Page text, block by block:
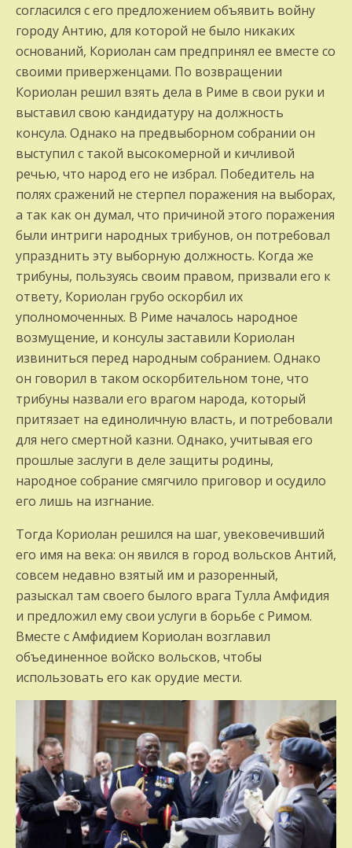
согласился с его предложением объявить войну
городу Антию, для которой не было никаких
оснований, Кориолан сам предпринял ее вместе со
своими приверженцами. По возвращении
Кориолан решил взять дела в Риме в свои руки и
выставил свою кандидатуру на должность
консула. Однако на предвыборном собрании он
выступил с такой высокомерной и кичливой
речью, что народ его не избрал. Победитель на
полях сражений не стерпел поражения на выборах,
а так как он думал, что причиной этого поражения
были интриги народных трибунов, он потребовал
упразднить эту выборную должность. Когда же
трибуны, пользуясь своим правом, призвали его к
ответу, Кориолан грубо оскорбил их
уполномоченных. В Риме началось народное
возмущение, и консулы заставили Кориолан
извиниться перед народным собранием. Однако
он говорил в таком оскорбительном тоне, что
трибуны назвали его врагом народа, который
притязает на единоличную власть, и потребовали
для него смертной казни. Однако, учитывая его
прошлые заслуги в деле защиты родины,
народное собрание смягчило приговор и осудило
его лишь на изгнание.
Тогда Кориолан решился на шаг, увековечивший
его имя на века: он явился в город вольсков Антий,
совсем недавно взятый им и разоренный,
разыскал там своего былого врага Тулла Амфидия
и предложил ему свои услуги в борьбе с Римом.
Вместе с Амфидием Кориолан возглавил
объединенное войско вольсков, чтобы
использовать его как орудие мести.